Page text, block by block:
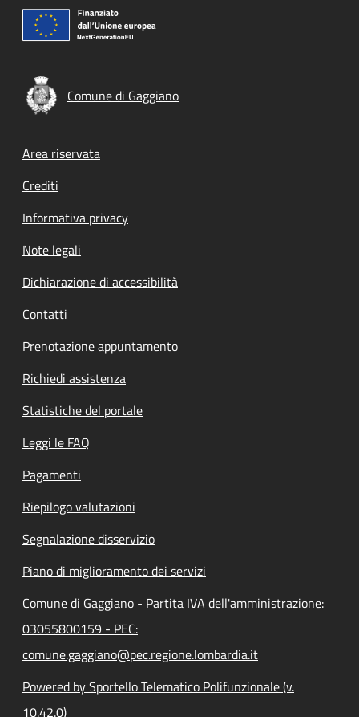
Comune di Gaggiano
Footer menu
Area riservata
Crediti
Informativa privacy
Note legali
Dichiarazione di accessibilità
Contatti
Prenotazione appuntamento
Richiedi assistenza
Statistiche del portale
Leggi le FAQ
Pagamenti
Riepilogo valutazioni
Segnalazione disservizio
Piano di miglioramento dei servizi
Comune di Gaggiano - Partita IVA dell'amministrazione:
03055800159 - PEC:
comune.gaggiano@pec.regione.lombardia.it
Powered by Sportello Telematico Polifunzionale (v.
10.42.0)